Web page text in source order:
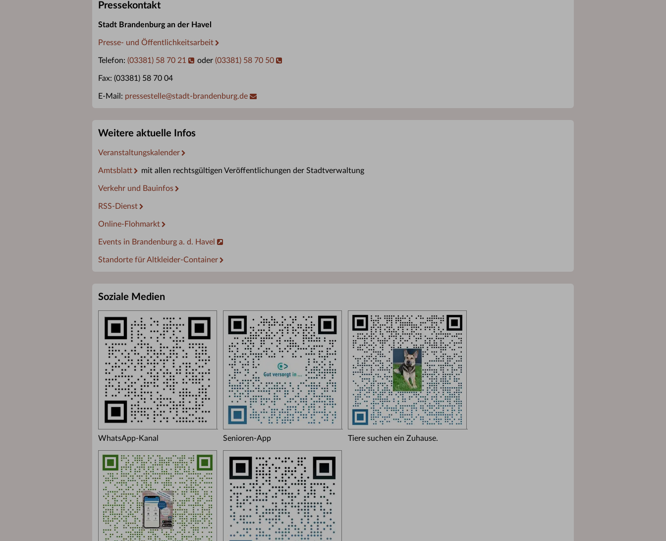
Pressekontakt
Stadt Brandenburg an der Havel
Presse- und Öffentlichkeitsarbeit
Telefon: (03381) 58 70 21 oder (03381) 58 70 50
Fax: (03381) 58 70 04
E-Mail: pressestelle@stadt-brandenburg.de
Weitere aktuelle Infos
Veranstaltungskalender
Amtsblatt mit allen rechtsgültigen Veröffentlichungen der Stadtverwaltung
Verkehr und Bauinfos
RSS-Dienst
Online-Flohmarkt
Events in Brandenburg a. d. Havel
Standorte für Altkleider-Container
Soziale Medien
WhatsApp-Kanal Senioren-App Tiere suchen ein Zuhause.